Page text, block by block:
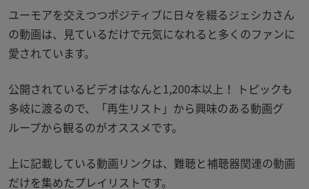
ユーモアを交えつつポジティブに日々を綴るジェシカさん
の動画は、見ているだけで元気になれると多くのファンに
愛されています。
公開されているビデオはなんと1,200本以上！ トピックも
多岐に渡るので、「再生リスト」から興味のある動画グ
ループから観るのがオススメです。
上に記載している動画リンクは、難聴と補聴器関連の動画
だけを集めたプレイリストです。